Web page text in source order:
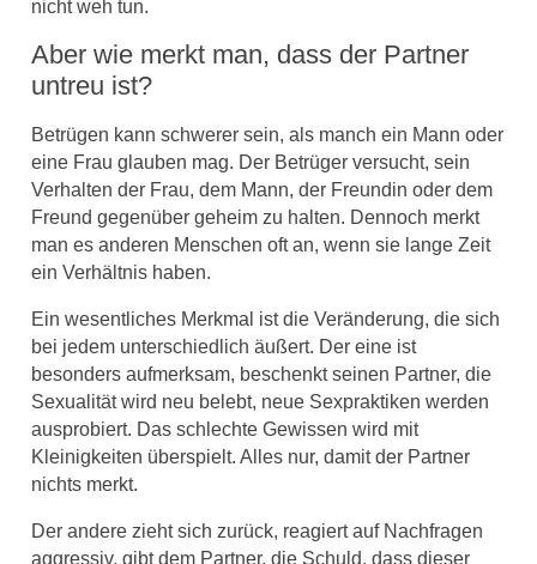
nicht weh tun.
Aber wie merkt man, dass der Partner
untreu ist?
Betrügen kann schwerer sein, als manch ein Mann oder
eine Frau glauben mag. Der Betrüger versucht, sein
Verhalten der Frau, dem Mann, der Freundin oder dem
Freund gegenüber geheim zu halten. Dennoch merkt
man es anderen Menschen oft an, wenn sie lange Zeit
ein Verhältnis haben.
Ein wesentliches Merkmal ist die Veränderung, die sich
bei jedem unterschiedlich äußert. Der eine ist
besonders aufmerksam, beschenkt seinen Partner, die
Sexualität wird neu belebt, neue Sexpraktiken werden
ausprobiert. Das schlechte Gewissen wird mit
Kleinigkeiten überspielt. Alles nur, damit der Partner
nichts merkt.
Der andere zieht sich zurück, reagiert auf Nachfragen
aggressiv, gibt dem Partner, die Schuld, dass dieser